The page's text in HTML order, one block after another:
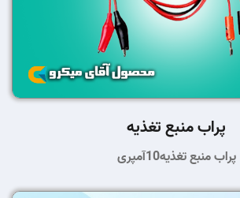
پراب منبع تغذیه
پراب منبع تغذیه10آمپری